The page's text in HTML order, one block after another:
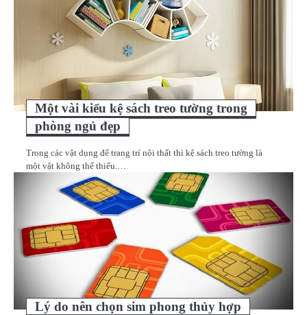
Một vài kiểu kệ sách treo tường trong
phòng ngủ đẹp
Trong các vật dụng để trang trí nội thất thì kệ sách treo tường là
một vật không thể thiếu.…
Lý do nên chọn sim phong thủy hợp